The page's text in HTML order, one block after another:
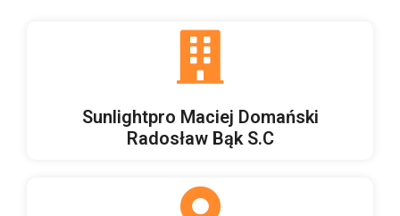
Sunlightpro Maciej Domański
Radosław Bąk S.C